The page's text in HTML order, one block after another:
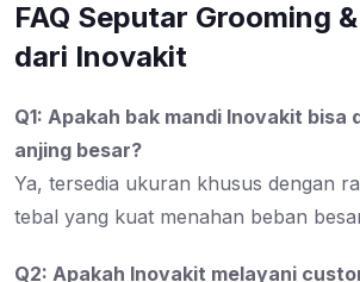
FAQ Seputar Grooming
dari Inovakit
Q1: Apakah bak mandi Inovakit bisa
anjing besar?
Ya, tersedia ukuran khusus dengan
tebal yang kuat menahan beban
Q2: Apakah Inovakit melayani